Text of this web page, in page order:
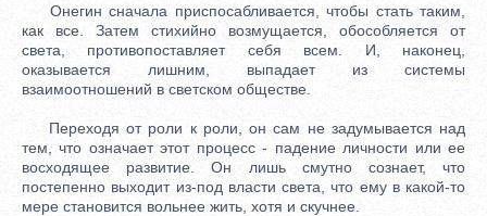
Онегин сначала приспосабливается, чтобы стать таким,
как все. Затем стихийно возмущается, обособляется от
света, противопоставляет себя всем. И, наконец,
оказывается лишним, выпадает из системы
взаимоотношений в светском обществе.
Переходя от роли к роли, он сам не задумывается над
тем, что означает этот процесс - падение личности или ее
восходящее развитие. Он лишь смутно сознает, что
постепенно выходит из-под власти света, что ему в какой-то
мере становится вольнее жить, хотя и скучнее.